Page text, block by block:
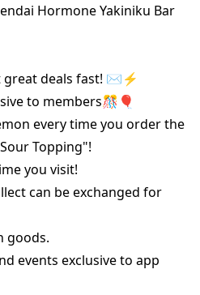
Hormone Yakiniku Bar
great deals fast! ✉️⚡️
to members🎊🎈
every time you order the
Topping"!
you visit!
can be exchanged for
events exclusive to app